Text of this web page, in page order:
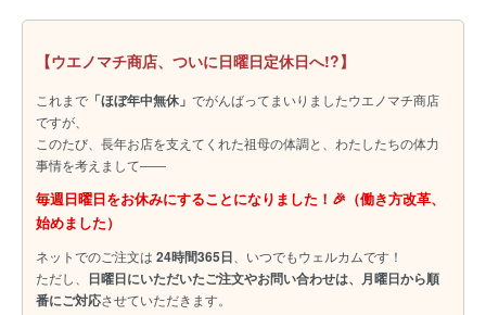
【ウエノマチ商店、ついに日曜日定休日へ!?】
これまで 「ほぼ年中無休」 でがんばってまいりましたウエノマチ商店
ですが、
このたび、長年お店を支えてくれた祖母の体調と、わたしたちの体力
事情を考えまして――
毎週日曜日をお休みにすることになりました！🎉（働き方改革、
始めました）
ネットでのご注文は 24時間365日 、いつでもウェルカムです！
ただし、
日曜日にいただいたご注文やお問い合わせは、月曜日から順
番にご対応させていただきます。